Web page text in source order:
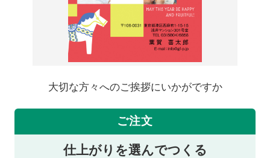
大切な方々へのご挨拶にいかがですか
ご注文
仕上がりを選んでつくる